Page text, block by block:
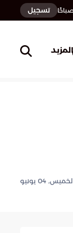
تسجيل
المزيد
04 يونيو